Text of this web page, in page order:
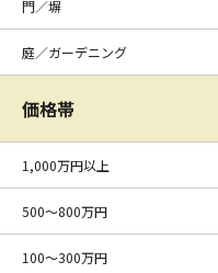
門／塀
庭／ガーデニング
価格帯
1,000万円以上
500〜800万円
100〜300万円